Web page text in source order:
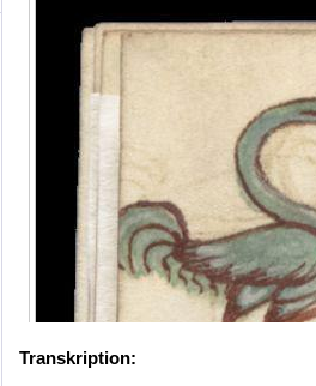
Transkription: